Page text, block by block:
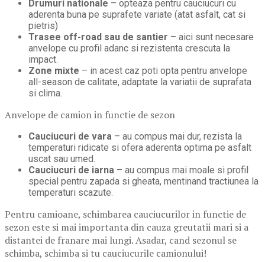
Drumuri nationale – opteaza pentru cauciucuri cu
aderenta buna pe suprafete variate (atat asfalt, cat si
pietris)
Trasee off-road sau de santier – aici sunt necesare
anvelope cu profil adanc si rezistenta crescuta la
impact.
Zone mixte – in acest caz poti opta pentru anvelope
all-season de calitate, adaptate la variatii de suprafata
si clima.
Anvelope de camion in functie de sezon
Cauciucuri de vara – au compus mai dur, rezista la
temperaturi ridicate si ofera aderenta optima pe asfalt
uscat sau umed.
Cauciucuri de iarna – au compus mai moale si profil
special pentru zapada si gheata, mentinand tractiunea la
temperaturi scazute.
Pentru camioane, schimbarea cauciucurilor in functie de
sezon este si mai importanta din cauza greutatii mari si a
distantei de franare mai lungi. Asadar, cand sezonul se
schimba, schimba si tu cauciucurile camionului!